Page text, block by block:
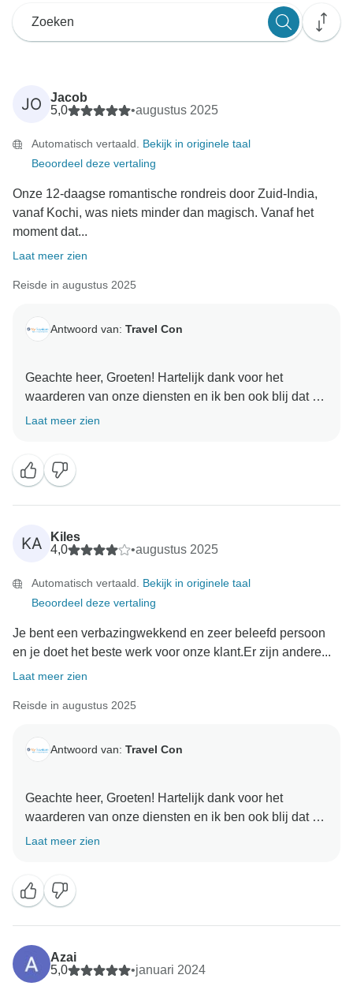
JO
Jacob
5,0
•augustus 2025
Automatisch vertaald. Bekijk in originele taal
Beoordeel deze vertaling
Onze 12-daagse romantische rondreis door Zuid-India,
vanaf Kochi, was niets minder dan magisch. Vanaf het
moment dat...
Laat meer zien
Reisde in augustus 2025
Antwoord van: Travel Con
Geachte heer, Groeten! Hartelijk dank voor het
waarderen van onze diensten en ik ben ook blij dat u
uw tour leuk vond. We kijken ernaar uit om u weer te
Laat meer zien
KA
Kiles
4,0
•augustus 2025
Automatisch vertaald. Bekijk in originele taal
Beoordeel deze vertaling
Je bent een verbazingwekkend en zeer beleefd persoon
en je doet het beste werk voor onze klant.Er zijn andere...
Laat meer zien
Reisde in augustus 2025
Antwoord van: Travel Con
Geachte heer, Groeten! Hartelijk dank voor het
waarderen van onze diensten en ik ben ook blij dat u
uw tour leuk vond. We kijken ernaar uit om u weer te
Laat meer zien
Azai
5,0
•januari 2024